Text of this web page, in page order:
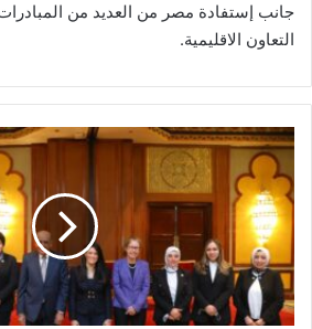
جانب إستفادة مصر من العديد من المبادرات
التعاون الاقليمية.
المستشار
محمد
حسام
الدين
رئيس
مجلس
الدولة
والدكتورة
رانيا